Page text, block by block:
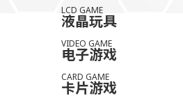
LCD GAME
液晶玩具
VIDEO GAME
电子游戏
CARD GAME
卡片游戏